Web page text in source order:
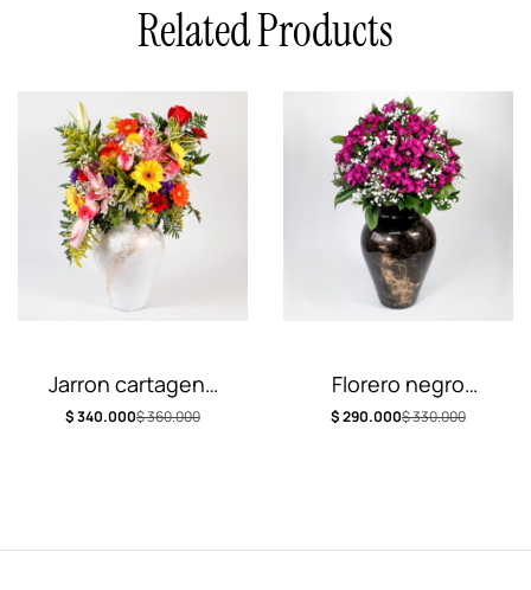
Related Products
Jarron cartagena
de indias
$360.000
$340.000
Florero negro
primaveral
$330.000
$290.000